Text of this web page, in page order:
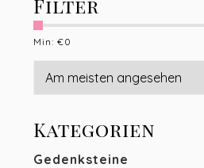
Filter
Min: €0
Kategorien
Gedenksteine